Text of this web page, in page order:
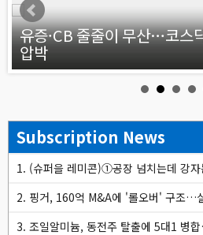
유증·CB 줄줄이 무산…코스
압박
Subscription News
1. (슈퍼을 레미콘)①공장 넘치는데 강
2. 핑거, 160억 M&A에 '롤오버' 구조…
3. 조일알미늄, 동전주 탈출에 5대1 병